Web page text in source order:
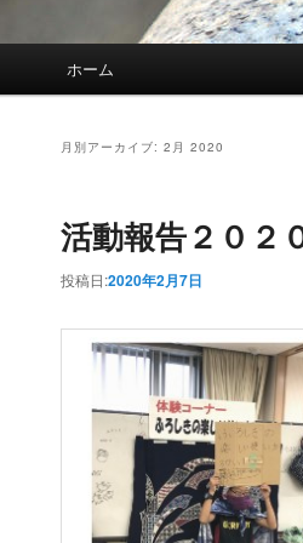
メインコンテンツへ移動
サブコンテンツへ移動
ホーム
月別アーカイブ: 2月 2020
活動報告２０２
投稿日:2020年2月7日